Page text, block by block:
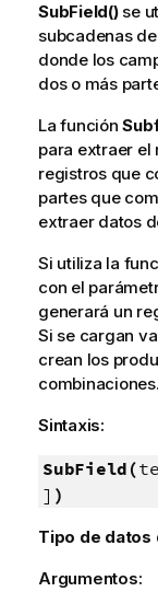
SubField()se
subcadenas
donde los
dos o más
La función
para extraer el
registros que
partes que
extraer datos
Si utiliza la
con el
generará un
Si se cargan
crean los
combinaciones.
Sintaxis:
SubField(
] )
Tipo de datos
Argumentos: